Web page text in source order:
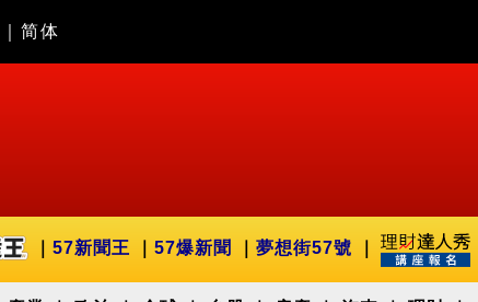
简体
57新聞王 57爆新聞 夢想街57號